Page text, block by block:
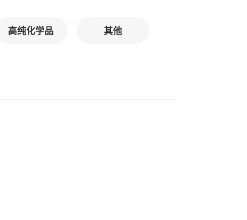
高纯化学品 其他